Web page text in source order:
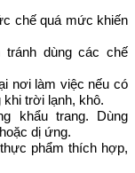
chế quá mức khiến
dùng các chế
nơi làm việc nếu có
khi trời lạnh, khô.
khẩu trang. Dùng
dị ứng.
phẩm thích hợp,